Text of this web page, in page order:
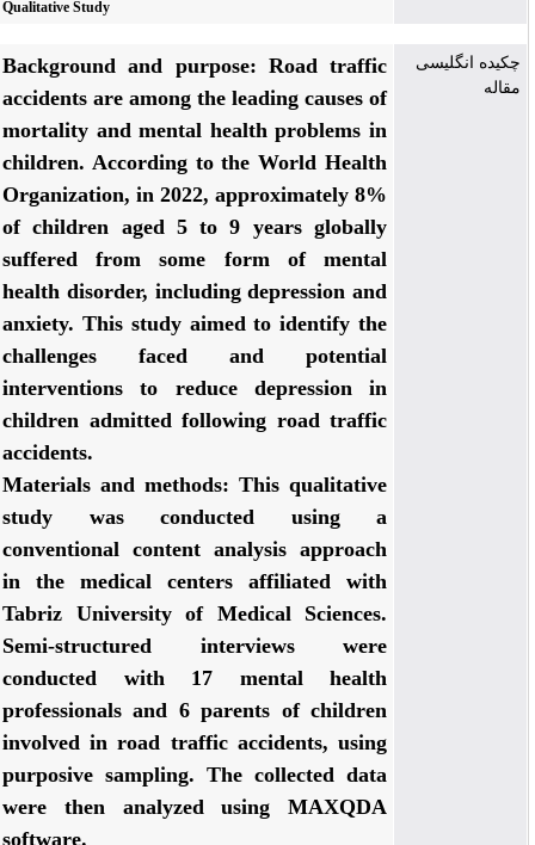
Qualitative Study
چکیده انگلیسی
مقاله
Background and purpose:
Road traffic
accidents are among the leading causes of
mortality and mental health problems in
children. According to the World Health
Organization, in 2022, approximately 8%
of children aged 5 to 9 years globally
suffered from some form of mental
health disorder, including depression and
anxiety. This study aimed to identify the
challenges faced and potential
interventions to reduce depression in
children admitted following road traffic
accidents.
Materials and methods:This qualitative
study was conducted using a
conventional content analysis approach
in the medical centers affiliated with
Tabriz University of Medical Sciences.
Semi-structured interviews were
conducted with 17 mental health
professionals and 6 parents of children
involved in road traffic accidents, using
purposive sampling. The collected data
were then analyzed using MAXQDA
software.